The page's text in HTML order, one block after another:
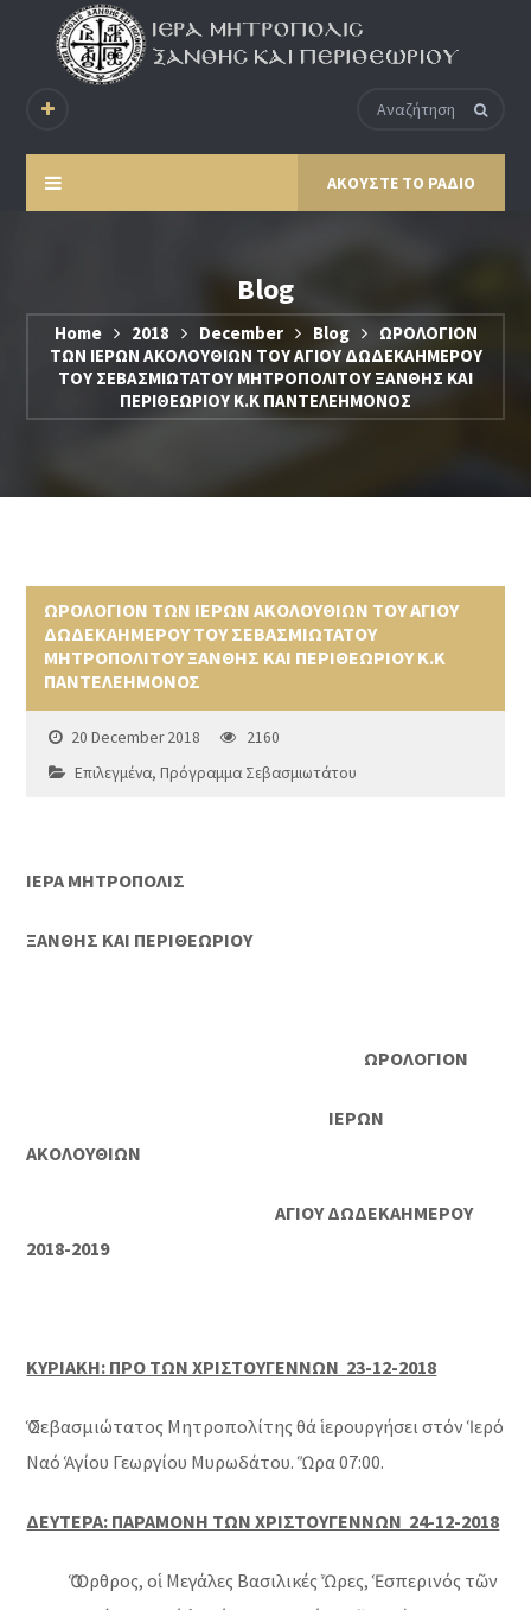
ΑΚΟΥΣΤΕ ΤΟ ΡΑΔΙΟ
Blog
Home 2018 December Blog
ΩΡΟΛΟΓΙΟΝ
ΤΩΝ ΙΕΡΩΝ ΑΚΟΛΟΥΘΙΩΝ ΤΟΥ ΑΓΙΟΥ ΔΩΔΕΚΑΗΜΕΡΟΥ
ΤΟΥ ΣΕΒΑΣΜΙΩΤΑΤΟΥ ΜΗΤΡΟΠΟΛΙΤΟΥ ΞΑΝΘΗΣ ΚΑΙ
ΠΕΡΙΘΕΩΡΙΟΥ Κ.Κ ΠΑΝΤΕΛΕΗΜΟΝΟΣ
ΩΡΟΛΟΓΙΟΝ ΤΩΝ ΙΕΡΩΝ ΑΚΟΛΟΥΘΙΩΝ ΤΟΥ ΑΓΙΟΥ
ΔΩΔΕΚΑΗΜΕΡΟΥ ΤΟΥ ΣΕΒΑΣΜΙΩΤΑΤΟΥ
ΜΗΤΡΟΠΟΛΙΤΟΥ ΞΑΝΘΗΣ ΚΑΙ ΠΕΡΙΘΕΩΡΙΟΥ Κ.Κ
ΠΑΝΤΕΛΕΗΜΟΝΟΣ
20 December 2018
2160
Επιλεγμένα,Πρόγραμμα Σεβασμιωτάτου
ΙΕΡΑ ΜΗΤΡΟΠΟΛΙΣ
ΞΑΝΘΗΣ ΚΑΙ ΠΕΡΙΘΕΩΡΙΟΥ
ΩΡΟΛΟΓΙΟΝ
ΙΕΡΩΝ
ΑΚΟΛΟΥΘΙΩΝ
ΑΓΙΟΥ ΔΩΔΕΚΑΗΜΕΡΟΥ
2018-2019
ΚΥΡΙΑΚΗ: ΠΡΟ ΤΩΝ ΧΡΙΣΤΟΥΓΕΝΝΩΝ 23-12-2018
Ὁ Σεβασμιώτατος Μητροπολίτης θά ἱερουργήσει στόν Ἱερό
Ναό Ἁγίου Γεωργίου Μυρωδάτου. Ὥρα 07:00.
ΔΕΥΤΕΡΑ: ΠΑΡΑΜΟΝΗ ΤΩΝ ΧΡΙΣΤΟΥΓΕΝΝΩΝ 24-12-2018
Ὁ Ὄρθρος, οἱ Μεγάλες Βασιλικές Ὧρες, Ἑσπερινός τῶν